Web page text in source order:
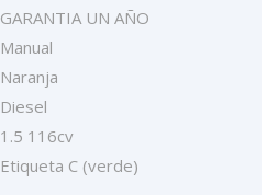
GARANTIA UN AÑO
Manual
Naranja
Diesel
1.5 116cv
Etiqueta C (verde)